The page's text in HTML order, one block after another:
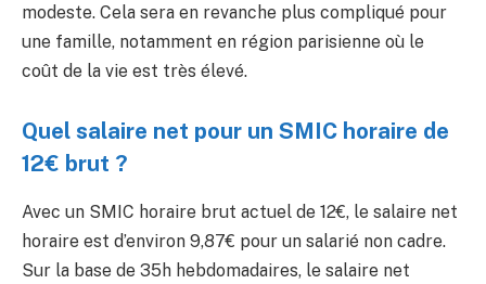
modeste. Cela sera en revanche plus compliqué pour
une famille, notamment en région parisienne où le
coût de la vie est très élevé.
Quel salaire net pour un SMIC horaire de
12€ brut ?
Avec un SMIC horaire brut actuel de 12€, le salaire net
horaire est d’environ 9,87€ pour un salarié non cadre.
Sur la base de 35h hebdomadaires, le salaire net